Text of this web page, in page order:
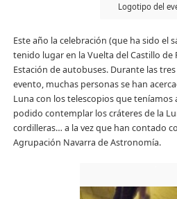
Logotipo del
Este año la celebración (que ha sido el
tenido lugar en la Vuelta del Castillo de
Estación de autobuses. Durante las
evento, muchas personas se han
Luna con los telescopios que
podido contemplar los cráteres de la
cordilleras… a la vez que han contado
Agrupación Navarra de Astronomía.